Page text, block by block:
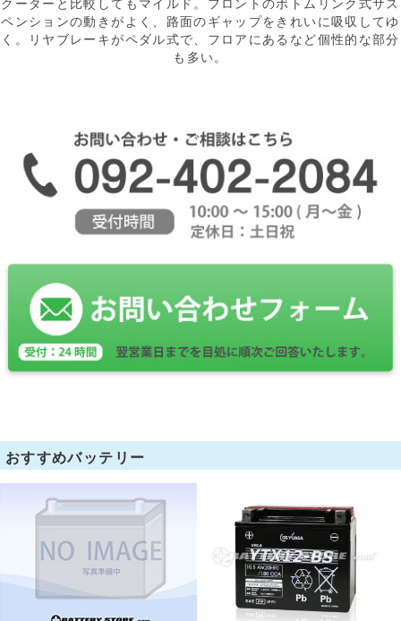
クーターと比較してもマイルド。フロントのボトムリンク式サス
ペンションの動きがよく、路面のギャップをきれいに吸収してゆ
く。リヤブレーキがペダル式で、フロアにあるなど個性的な部分
も多い。
おすすめバッテリー